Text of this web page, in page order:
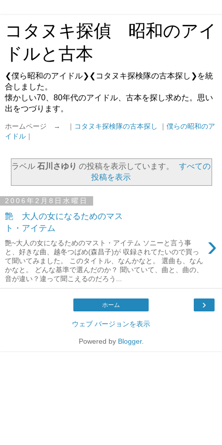
コタヌキ探偵 昭和のアイ
ドルと古本
❮僕ら昭和のアイドル❯❮コタヌキ探検隊の古本探し❯を統
合しました。
懐かしい70、80年代のアイドル、古本を探し求めた。思い
出をつづります。
ホームページ → ｜ コタヌキ探検隊の古本探し ｜ 僕らの昭和のア
イドル ｜
ラベル 石川さゆり の投稿を表示しています。
すべての
投稿を表示
2006年2月8日水曜日
艶 大人の女になるためのマス
ト・アイテム
›
艶~大人の女になるためのマスト・アイテム ソニーと言う事
と、好きな曲、越冬つばめ(森昌子)が 収録されてたいので買っ
て聞いてみました。 このタイトル、なんかなと。 選曲も、なん
かなと。 どんな基準で選んだのか？ 聞いていて、曲と、曲の、
音が違い？違って聞こえるのだろう...
›
ホーム
ウェブ バージョンを表示
Powered by Blogger.